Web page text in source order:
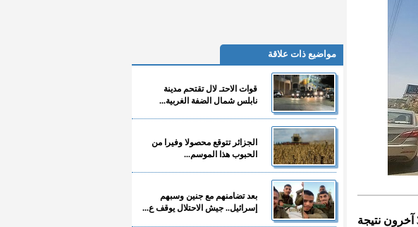
المدينة نيوز :- أعلنت الأمم المتحدة، الإثنين، أن 427 شخصا قتلوا وأصيب أكثر من 3700 آخرون نتيجة
مواضيع ذات علاقة
قوات الاحتـ لال تقتحم مدينة
نابلس شمال الضفة الغربية...
الجزائر تتوقع محصولا وفيرا من
الحبوب هذا الموسم...
بعد تضامنهم مع جنين وسبهم
إسرائيل.. جيش الاحتلال يوقف ع...